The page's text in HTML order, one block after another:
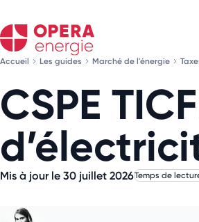
Accueil Les guides Marché de l'énergie
CSPE
Mis à jour le 30 juillet 2026Temps de